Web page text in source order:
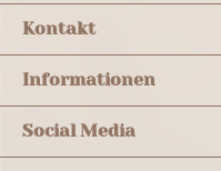
Kontakt
Informationen
Social Media